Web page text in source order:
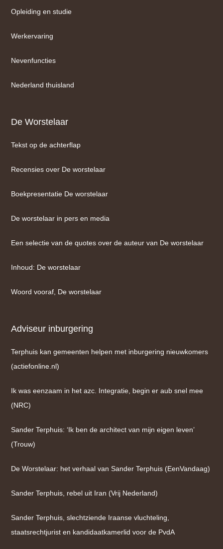
Opleiding en studie
Werkervaring
Nevenfuncties
Nederland thuisland
De Worstelaar
Tekst op de achterflap
Recensies over De worstelaar
Boekpresentatie De worstelaar
De worstelaar in pers en media
Een selectie van de quotes over de auteur van De worstelaar
Inhoud: De worstelaar
Woord vooraf, De worstelaar
Adviseur inburgering
Terphuis kan gemeenten helpen met inburgering nieuwkomers
(actiefonline.nl)
Ik was eenzaam in het azc. Integratie, begin er aub snel mee
(NRC)
Sander Terphuis: ‘Ik ben de architect van mijn eigen leven’
(Trouw)
De Worstelaar: het verhaal van Sander Terphuis (EenVandaag)
Sander Terphuis, rebel uit Iran (Vrij Nederland)
Sander Terphuis, slechtziende Iraanse vluchteling,
staatsrechtjurist en kandidaatkamerlid voor de PvdA